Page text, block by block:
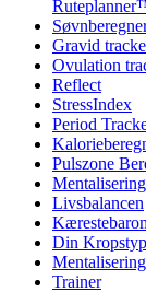
Gravid
Ovulation
Reflect
StressIndex
Period
Pulszone
Livsbalancen
Din
Trainer